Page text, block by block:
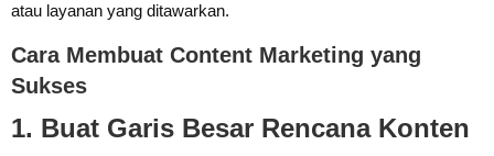
atau layanan yang ditawarkan.
Cara Membuat Content Marketing yang
Sukses
1. Buat Garis Besar Rencana Konten